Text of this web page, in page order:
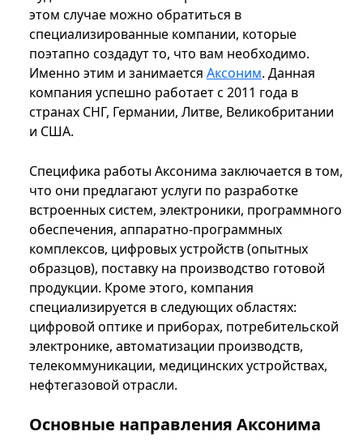
этом случае можно обратиться в
специализированные компании, которые
поэтапно создадут то, что вам необходимо.
Именно этим и занимается Аксоним. Данная
компания успешно работает с 2011 года в
странах СНГ, Германии, Литве, Великобритании
и США.
Специфика работы Аксонима заключается в том,
что они предлагают услуги по разработке
встроенных систем, электроники, программного
обеспечения, аппаратно-программных
комплексов, цифровых устройств (опытных
образцов), поставку на производство готовой
продукции. Кроме этого, компания
специализируется в следующих областях:
цифровой оптике и приборах, потребительской
электронике, автоматизации производств,
телекоммуникации, медицинских устройствах,
нефтегазовой отрасли.
Основные направления Аксонима